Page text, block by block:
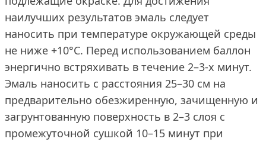
наилучших результатов эмаль следует
наносить при температуре окружающей среды
не ниже +10°С. Перед использованием баллон
энергично встряхивать в течение 2–3-х минут.
Эмаль наносить с расстояния 25–30 см на
предварительно обезжиренную, зачищенную и
загрунтованную поверхность в 2–3 слоя с
промежуточной сушкой 10–15 минут при